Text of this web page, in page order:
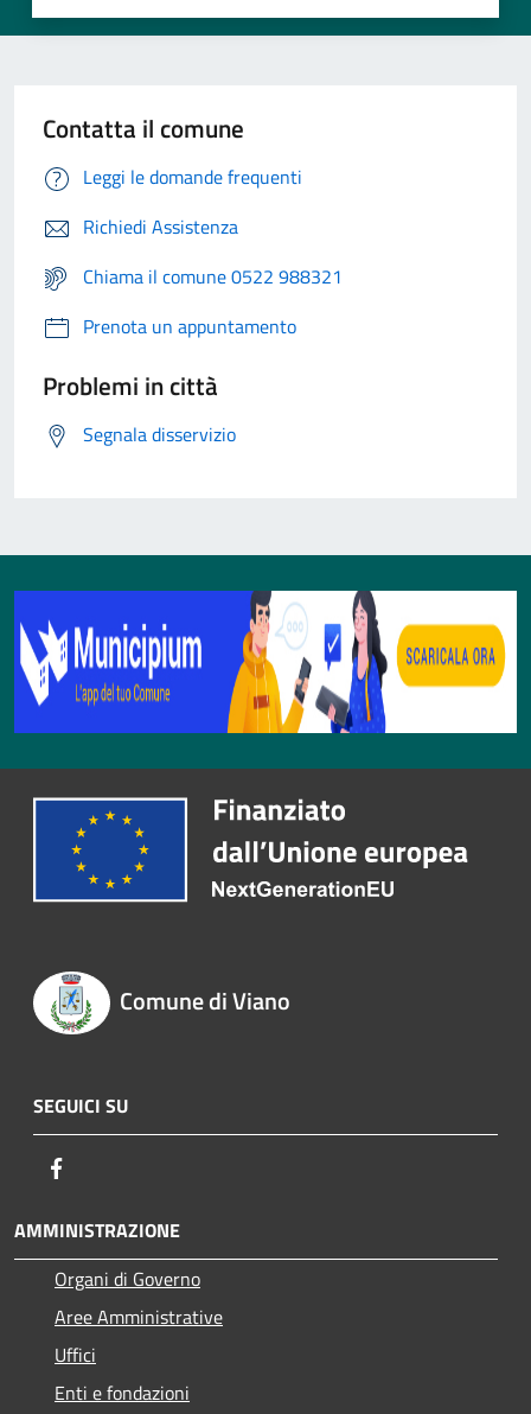
Contatta il comune
Leggi le domande frequenti
Richiedi Assistenza
Chiama il comune 0522 988321
Prenota un appuntamento
Problemi in città
Segnala disservizio
Comune di Viano
SEGUICI SU
AMMINISTRAZIONE
Organi di Governo
Aree Amministrative
Uffici
Enti e fondazioni